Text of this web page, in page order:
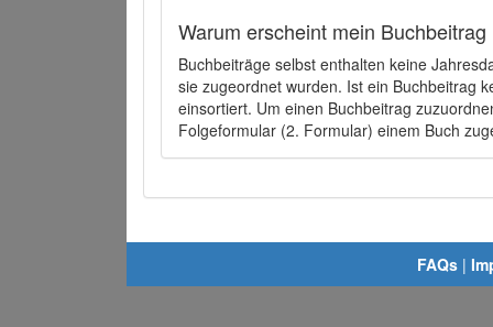
Warum erscheint mein
Buchbeiträge selbst enthalten keine
sie zugeordnet wurden. Ist ein Buchbeitrag
einsortiert. Um einen Buchbeitrag
Folgeformular (2. Formular) einem Buch
FAQs |